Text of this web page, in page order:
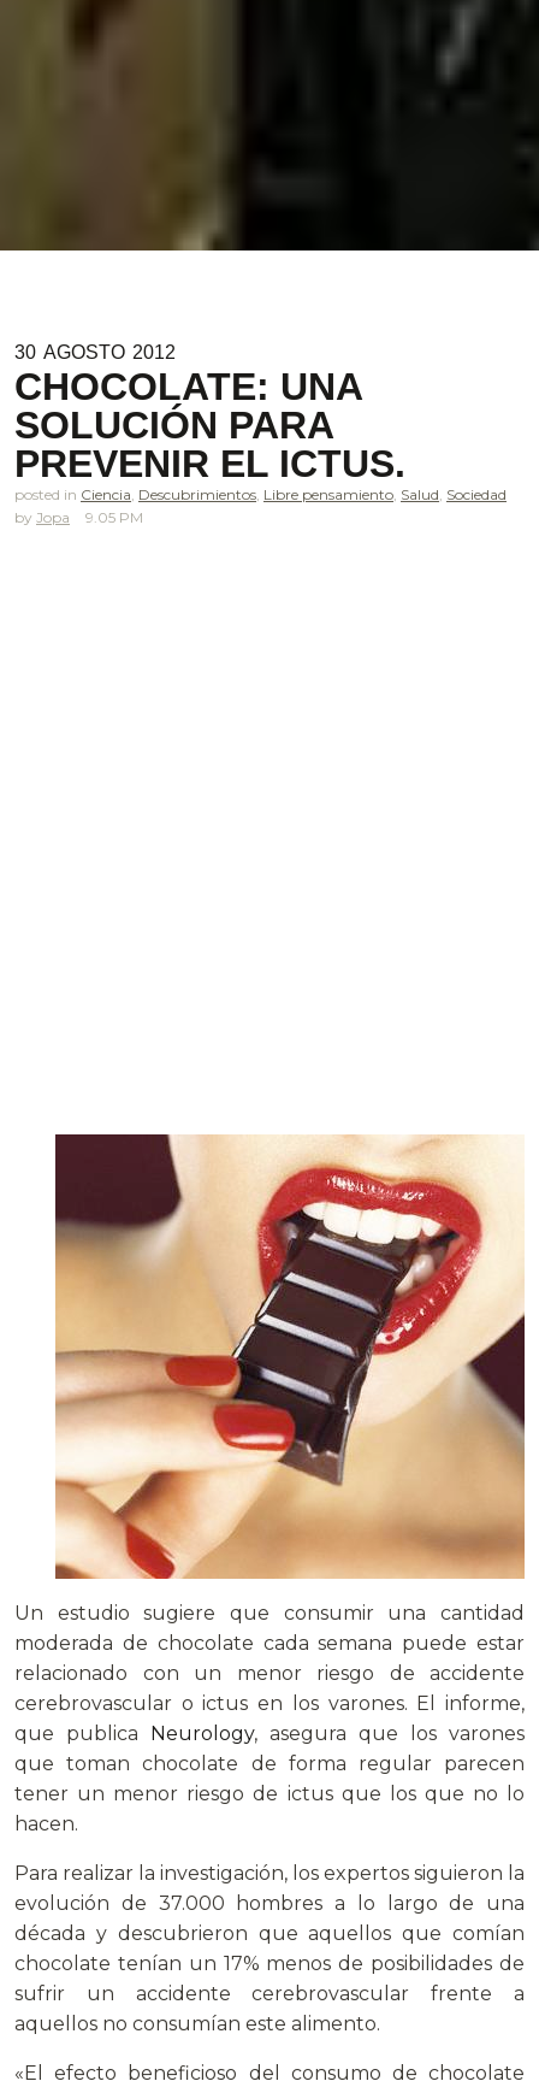
30 AGOSTO 2012
CHOCOLATE: UNA
SOLUCIÓN PARA
PREVENIR EL ICTUS.
posted in Ciencia, Descubrimientos, Libre pensamiento, Salud, Sociedad
Jopa
9.05 PM
Un estudio sugiere que consumir una cantidad
moderada de chocolate cada semana puede estar
relacionado con un menor riesgo de accidente
cerebrovascular o ictus en los varones. El informe,
que publica
Neurology, asegura que los varones
que toman chocolate de forma regular parecen
tener un menor riesgo de ictus que los que no lo
hacen.
Para realizar la investigación, los expertos siguieron la
evolución de 37.000 hombres a lo largo de una
década y descubrieron que aquellos que comían
chocolate tenían un 17% menos de posibilidades de
sufrir un accidente cerebrovascular frente a
aquellos no consumían este alimento.
«El efecto beneficioso del consumo de chocolate